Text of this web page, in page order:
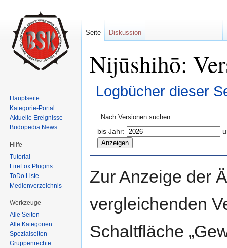
Nijūshihō:
Logbücher dieser
Nach Versionen suchen
bis Jahr:
Zur Anzeige der
vergleichenden
Schaltfläche
Seite Diskussion
Hauptseite
Kategorie-Portal
Aktuelle Ereignisse
Budopedia News
Hilfe
Tutorial
FireFox Plugins
ToDo Liste
Medienverzeichnis
Werkzeuge
Alle Seiten
Alle Kategorien
Spezialseiten
Gruppenrechte